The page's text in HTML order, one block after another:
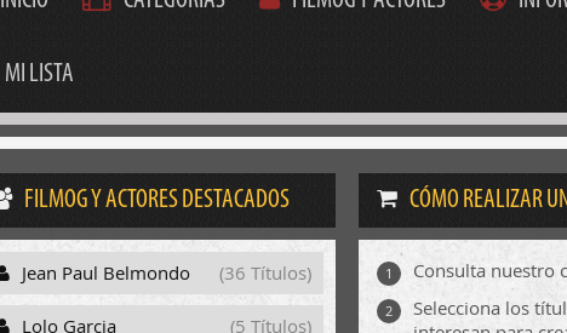
MI LISTA
FILMOG Y ACTORES DESTACADOS
Jean Paul Belmondo (36 Títulos)
Lolo Garcia (5 Títulos)
CÓMO REALIZAR
1 Consulta nuestro
2
Selecciona los